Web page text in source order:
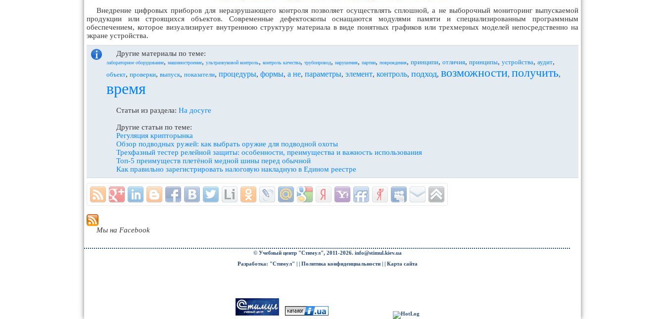
Внедрение цифровых приборов для неразрушающего контроля позволяет осуществлять сплошной, а не выборочный мониторинг выпускаемой
продукции или строящихся объектов. Современные дефектоскопы оснащаются модулями памяти и специализированным программным
обеспечением, которое визуализирует внутреннюю структуру материала в виде понятных графиков или трехмерных моделей непосредственно на
экране устройства.
Другие материалы по теме:
лабораторное оборудование, машиностроение, ультразвуковой контроль, контроль качества, трубопровод, нарушения, партии, повреждения, принципи, отличия, принципы, устройства, аудит,
объект, проверки, выпуск, показатели, процедуры, формы, а не, параметры, элемент, контроль, подход, возможности, получить,
время
Статьи из раздела: На досуге
Другие статьи по теме:
Регуляция крипторынка
Обзор подводных ружей: как выбрать оружие для подводной охоты
Трехфазный тестер релейной защиты: особенности, преимущества и важность использования
Топ-5 преимуществ плетёной медной шины перед обычной
Как правильно зарегистрировать налоговую накладную в Едином реестре
Мы на Facebook
© Учебный центр "Стимул", 2011-2026. info@stimul.kiev.ua
Разработка: "Стимул" | | Политика конфиденциальности| | Карта сайта